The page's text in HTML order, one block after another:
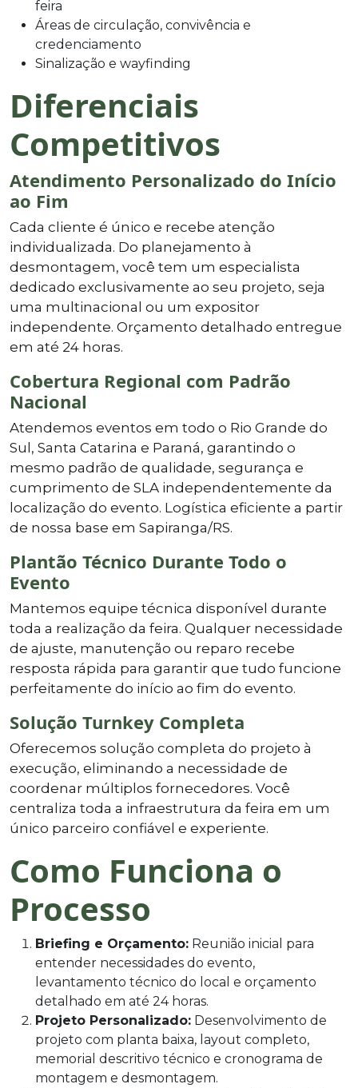
feira
Áreas de circulação, convivência e
credenciamento
Sinalização e wayfinding
Diferenciais
Competitivos
Atendimento Personalizado do Início
ao Fim
Cada cliente é único e recebe atenção
individualizada. Do planejamento à
desmontagem, você tem um especialista
dedicado exclusivamente ao seu projeto, seja
uma multinacional ou um expositor
independente. Orçamento detalhado entregue
em até 24 horas.
Cobertura Regional com Padrão
Nacional
Atendemos eventos em todo o Rio Grande do
Sul, Santa Catarina e Paraná, garantindo o
mesmo padrão de qualidade, segurança e
cumprimento de SLA independentemente da
localização do evento. Logística eficiente a partir
de nossa base em Sapiranga/RS.
Plantão Técnico Durante Todo o
Evento
Mantemos equipe técnica disponível durante
toda a realização da feira. Qualquer necessidade
de ajuste, manutenção ou reparo recebe
resposta rápida para garantir que tudo funcione
perfeitamente do início ao fim do evento.
Solução Turnkey Completa
Oferecemos solução completa do projeto à
execução, eliminando a necessidade de
coordenar múltiplos fornecedores. Você
centraliza toda a infraestrutura da feira em um
único parceiro confiável e experiente.
Como Funciona o
Processo
Briefing e Orçamento: Reunião inicial para
entender necessidades do evento,
levantamento técnico do local e orçamento
detalhado em até 24 horas.
Projeto Personalizado: Desenvolvimento de
projeto com planta baixa, layout completo,
memorial descritivo técnico e cronograma de
montagem e desmontagem.